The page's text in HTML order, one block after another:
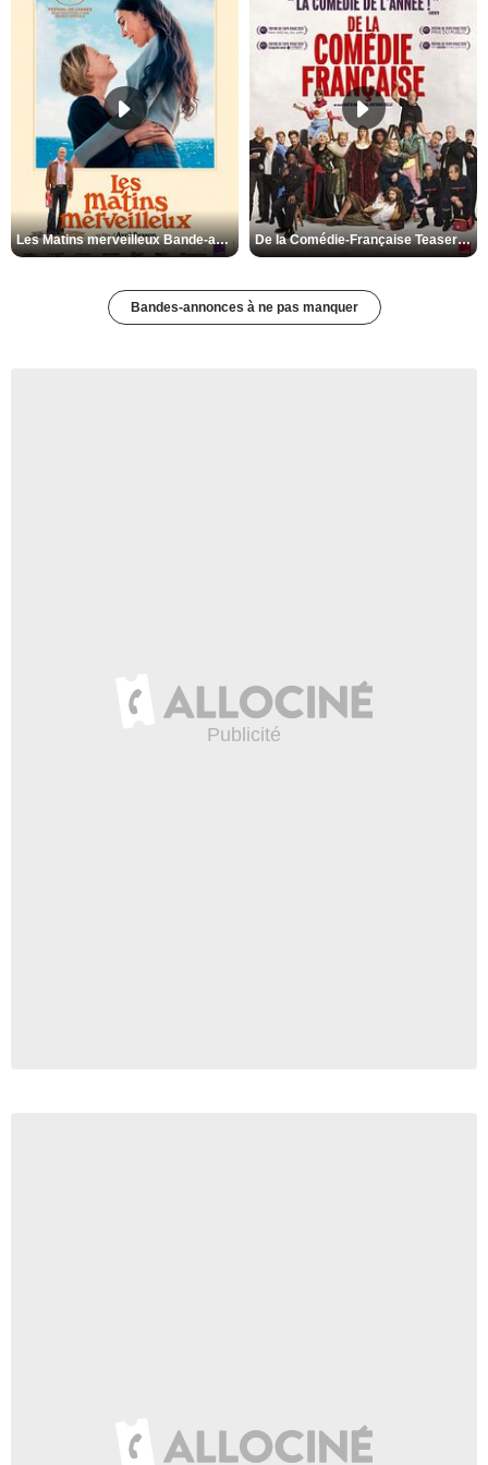
Les Matins merveilleux Bande-annonce VF De la Comédie-Française Teaser VF
Bandes-annonces à ne pas manquer